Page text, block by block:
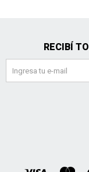
RECIBÍ